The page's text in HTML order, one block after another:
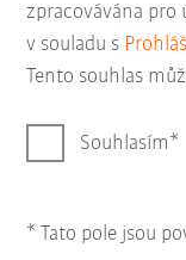
zpracovávána pro
v souladu s
Tento souhlas
Souhlasím
* Tato pole jsou